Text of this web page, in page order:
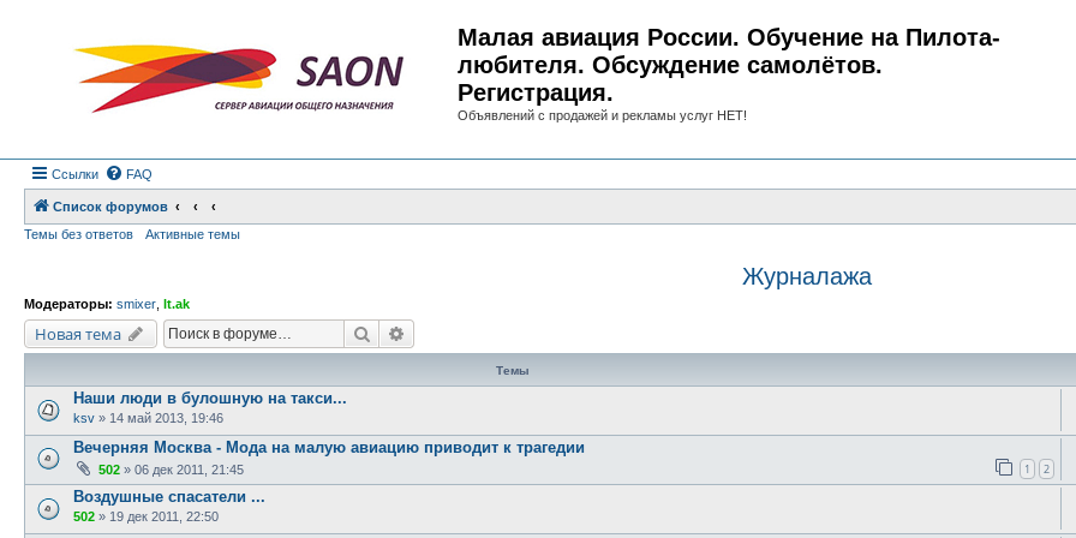
Малая авиация России. Обучение на Пилота-
любителя. Обсуждение самолётов.
Регистрация.
Объявлений с продажей и рекламы услуг НЕТ!
Ссылки FAQ
Список форумов
Темы без ответов
Активные темы
Журналажа
Модераторы: smixer lt.ak
Новая тема Поиск
Темы
Наши люди в булошную на такси...
ksv » 14 май 2013, 19:46
Вечерняя Москва - Мода на малую авиацию приводит к трагедии
502 » 06 дек 2011, 21:45 1 2
Воздушные спасатели ...
502 » 19 дек 2011, 22:50